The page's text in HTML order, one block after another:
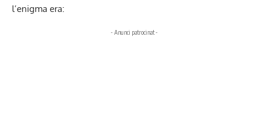
l’enigma era:
- Anunci patrocinat -